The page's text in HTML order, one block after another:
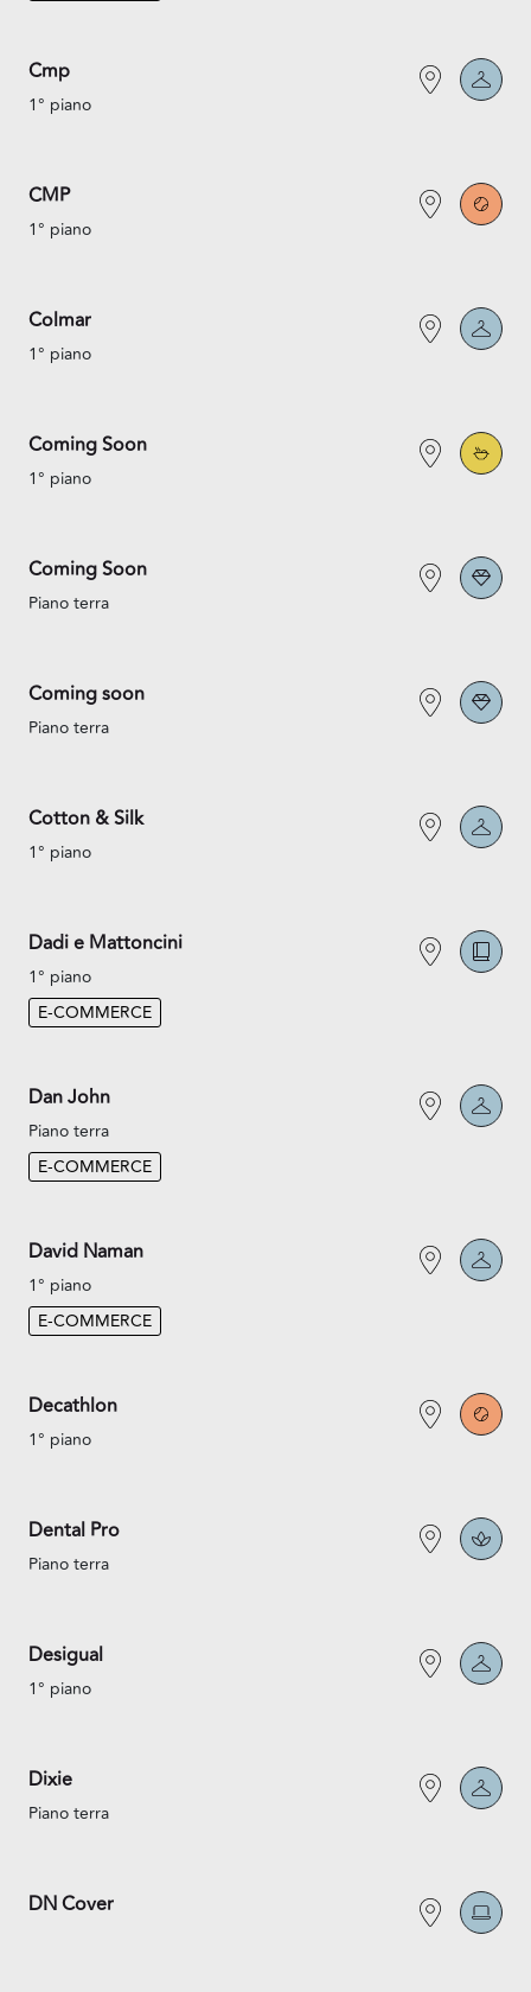
Cmp
1° piano
CMP
1° piano
Colmar
1° piano
Coming Soon
1° piano
Coming Soon
Piano terra
Coming soon
Piano terra
Cotton & Silk
1° piano
Dadi e Mattoncini
1° piano
E-COMMERCE
Dan John
Piano terra
E-COMMERCE
David Naman
1° piano
E-COMMERCE
Decathlon
1° piano
Dental Pro
Piano terra
Desigual
1° piano
Dixie
Piano terra
DN Cover